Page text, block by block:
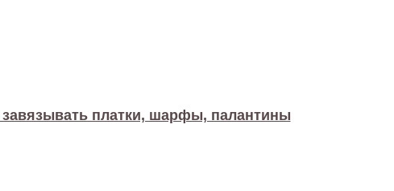
завязывать платки, шарфы, палантины